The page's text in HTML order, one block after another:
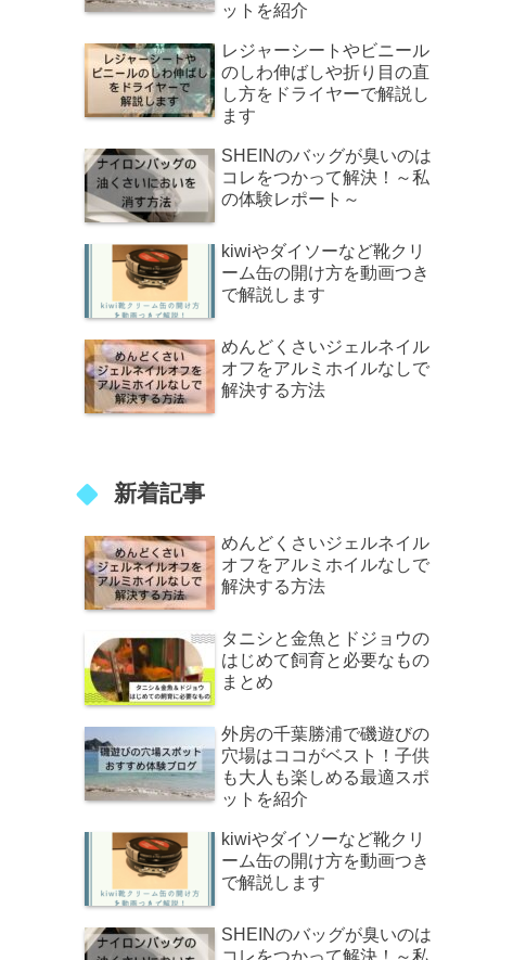
ットを紹介
レジャーシートやビニール
のしわ伸ばしや折り目の直
し方をドライヤーで解説し
ます
SHEINのバッグが臭いのは
コレをつかって解決！～私
の体験レポート～
kiwiやダイソーなど靴クリ
ーム缶の開け方を動画つき
で解説します
めんどくさいジェルネイル
オフをアルミホイルなしで
解決する方法
新着記事
めんどくさいジェルネイル
オフをアルミホイルなしで
解決する方法
タニシと金魚とドジョウの
はじめて飼育と必要なもの
まとめ
外房の千葉勝浦で磯遊びの
穴場はココがベスト！子供
も大人も楽しめる最適スポ
ットを紹介
kiwiやダイソーなど靴クリ
ーム缶の開け方を動画つき
で解説します
SHEINのバッグが臭いのは
コレをつかって解決！～私